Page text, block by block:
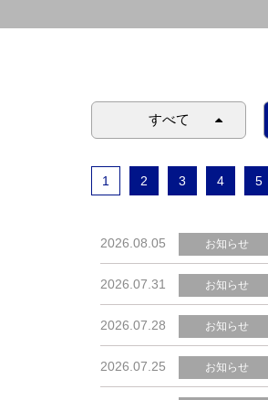
すべて
1 2 3 4 5
2026.08.05 お知らせ
2026.07.31 お知らせ
2026.07.28 お知らせ
2026.07.25 お知らせ